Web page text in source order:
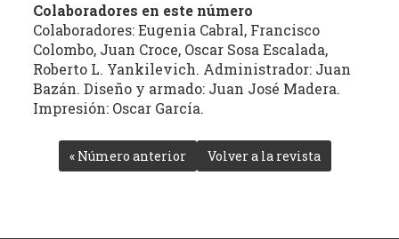
Colaboradores en este número
Colaboradores: Eugenia Cabral, Francisco
Colombo, Juan Croce, Oscar Sosa Escalada,
Roberto L. Yankilevich. Administrador: Juan
Bazán. Diseño y armado: Juan José Madera.
Impresión: Oscar García.
« Número anterior Volver a la revista